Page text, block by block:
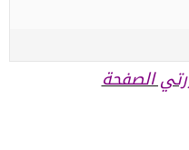
الصفحة